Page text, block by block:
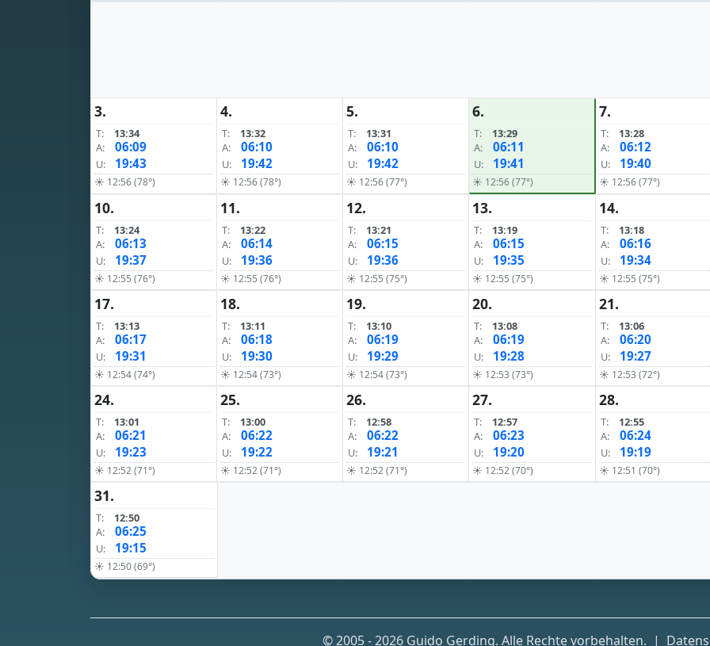
3.
T:
13:34
A:
06:09
U: 19:43
☀ 12:56 (78°)
4.
T:
13:32
A:
06:10
U: 19:42
☀ 12:56 (78°)
5.
T:
13:31
A:
06:10
U: 19:42
☀ 12:56 (77°)
6.
T:
13:29
A:
06:11
U: 19:41
☀ 12:56 (77°)
7.
T:
13:28
A:
06:12
U: 19:40
☀ 12:56 (77°)
10.
T:
13:24
A:
06:13
U: 19:37
☀ 12:55 (76°)
11.
T:
13:22
A:
06:14
U: 19:36
☀ 12:55 (76°)
12.
T:
13:21
A:
06:15
U: 19:36
☀ 12:55 (75°)
13.
T:
13:19
A:
06:15
U: 19:35
☀ 12:55 (75°)
14.
T:
13:18
A:
06:16
U: 19:34
☀ 12:55 (75°)
17.
T:
13:13
A:
06:17
U: 19:31
☀ 12:54 (74°)
18.
T:
13:11
A:
06:18
U: 19:30
☀ 12:54 (73°)
19.
T:
13:10
A:
06:19
U: 19:29
☀ 12:54 (73°)
20.
T:
13:08
A:
06:19
U: 19:28
☀ 12:53 (73°)
21.
T:
13:06
A:
06:20
U: 19:27
☀ 12:53 (72°)
24.
T:
13:01
A:
06:21
U: 19:23
☀ 12:52 (71°)
25.
T:
13:00
A:
06:22
U: 19:22
☀ 12:52 (71°)
26.
T:
12:58
A:
06:22
U: 19:21
☀ 12:52 (71°)
27.
T:
12:57
A:
06:23
U: 19:20
☀ 12:52 (70°)
28.
T:
12:55
A:
06:24
U: 19:19
☀ 12:51 (70°)
31.
T:
12:50
A:
06:25
U: 19:15
☀ 12:50 (69°)
© 2005 - 2026 Guido Gerding. Alle Rechte vorbehalten. |